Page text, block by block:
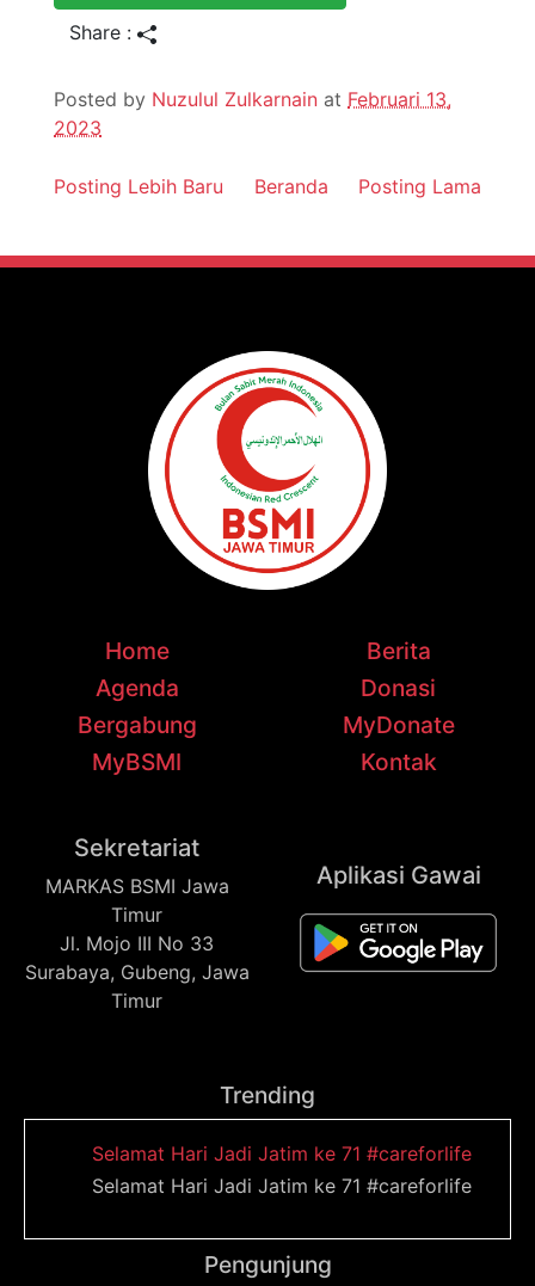
Share :
Posted by Nuzulul Zulkarnain at Februari 13,
2023
Posting Lebih Baru Posting Lama
Beranda
Home
Berita
Agenda
Donasi
Bergabung
MyDonate
MyBSMI
Kontak
Sekretariat
MARKAS BSMI Jawa
Timur
Jl. Mojo III No 33
Surabaya, Gubeng, Jawa
Timur
Aplikasi Gawai
Trending
Selamat Hari Jadi Jatim ke 71 #careforlife
Selamat Hari Jadi Jatim ke 71 #careforlife
Pengunjung